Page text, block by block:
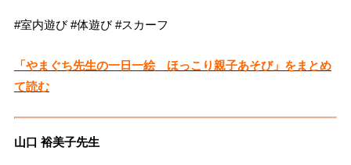
#室内遊び #体遊び #スカーフ
「やまぐち先生の一日一絵 ほっこり親子あそび」をまとめ
て読む
山口 裕美子先生